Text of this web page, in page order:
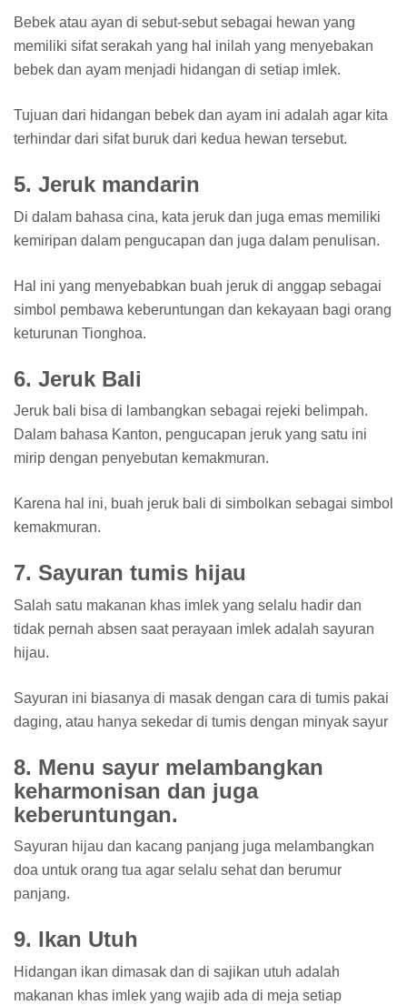
Bebek atau ayan di sebut-sebut sebagai hewan yang
memiliki sifat serakah yang hal inilah yang menyebakan
bebek dan ayam menjadi hidangan di setiap imlek.
Tujuan dari hidangan bebek dan ayam ini adalah agar kita
terhindar dari sifat buruk dari kedua hewan tersebut.
5. Jeruk mandarin
Di dalam bahasa cina, kata jeruk dan juga emas memiliki
kemiripan dalam pengucapan dan juga dalam penulisan.
Hal ini yang menyebabkan buah jeruk di anggap sebagai
simbol pembawa keberuntungan dan kekayaan bagi orang
keturunan Tionghoa.
6. Jeruk Bali
Jeruk bali bisa di lambangkan sebagai rejeki belimpah.
Dalam bahasa Kanton, pengucapan jeruk yang satu ini
mirip dengan penyebutan kemakmuran.
Karena hal ini, buah jeruk bali di simbolkan sebagai simbol
kemakmuran.
7. Sayuran tumis hijau
Salah satu makanan khas imlek yang selalu hadir dan
tidak pernah absen saat perayaan imlek adalah sayuran
hijau.
Sayuran ini biasanya di masak dengan cara di tumis pakai
daging, atau hanya sekedar di tumis dengan minyak sayur
8. Menu sayur melambangkan
keharmonisan dan juga
keberuntungan.
Sayuran hijau dan kacang panjang juga melambangkan
doa untuk orang tua agar selalu sehat dan berumur
panjang.
9. Ikan Utuh
Hidangan ikan dimasak dan di sajikan utuh adalah
makanan khas imlek yang wajib ada di meja setiap